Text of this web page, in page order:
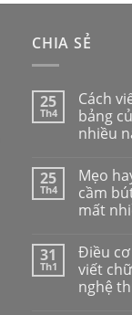
CHIA SẺ
25
Th4
Cách
bảng
nhiều
25
Th4
Mẹo
cầm
mất
31
Th1
Điều
viết
nghệ